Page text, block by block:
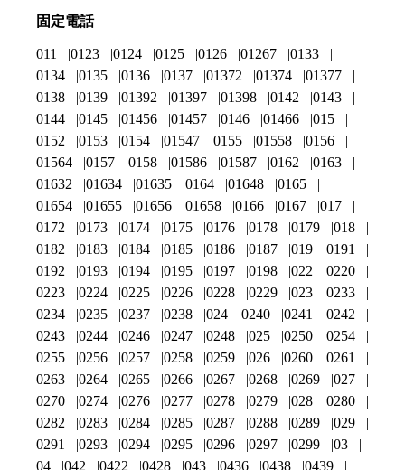
固定電話
011 0123 0124 0125 0126 01267
0133
0134
0135 0136 0137 01372 01374
01377
0138
0139 01392 01397 01398 0142
0143
0144
0145 01456 01457 0146 01466
015
0152
0153 0154 01547 0155 01558
0156
01564
0157 0158 01586 01587 0162
0163
01632
01634 01635 0164 01648
0165
01654
01655 01656 01658 0166 0167
017
0172
0173 0174 0175 0176 0178 0179
018
0182
0183 0184 0185 0186 0187 019
0191
0192
0193 0194 0195 0197 0198 022
0220
0223
0224 0225 0226 0228 0229 023
0233
0234
0235 0237 0238 024 0240 0241
0242
0243
0244 0246 0247 0248 025 0250
0254
0255
0256 0257 0258 0259 026 0260
0261
0263
0264 0265 0266 0267 0268 0269
027
0270
0274 0276 0277 0278 0279 028
0280
0282
0283 0284 0285 0287 0288 0289
029
0291
0293 0294 0295 0296 0297 0299
03
04
042 0422 0428 043 0436 0438 0439